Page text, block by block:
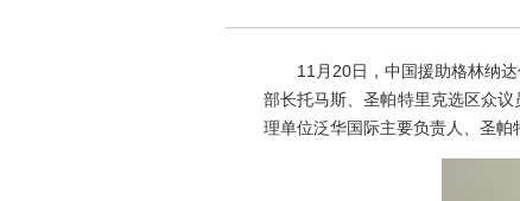
11月20日，中国援助格林纳达
部长托马斯、圣帕特里克选区众
理单位泛华国际主要负责人、圣帕